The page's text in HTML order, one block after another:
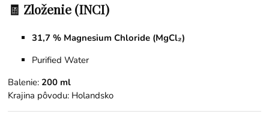
🧾 Zloženie (INCI)
31,7 % Magnesium Chloride (MgCl₂)
Purified Water
Balenie: 200 ml
Krajina pôvodu: Holandsko